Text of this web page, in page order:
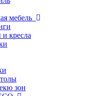
мебель
кресла
зон